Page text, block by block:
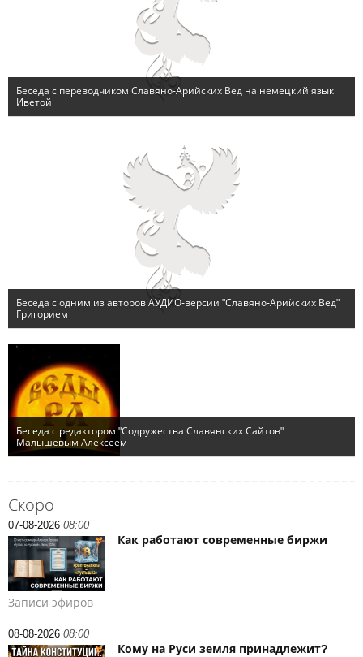
Скоро
07-08-2026 08:00
Как работают современные биржи
Записи эфиров
08-08-2026 08:00
Кому на Руси земля принадлежит?